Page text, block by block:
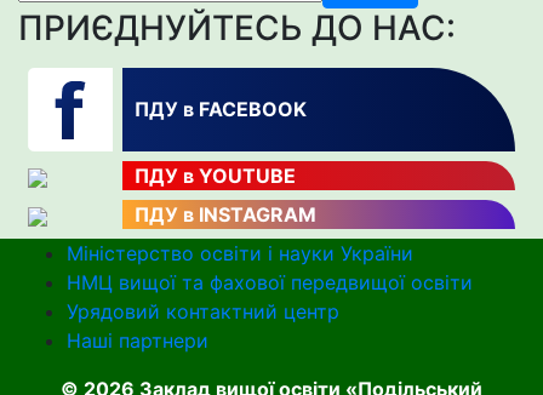
ПРИЄДНУЙТЕСЬ ДО НАС:
ПДУ в FACEBOOK
ПДУ в YOUTUBE
ПДУ в INSTAGRAM
Міністерство освіти і науки України
НМЦ вищої та фахової передвищої освіти
Урядовий контактний центр
Наші партнери
© 2026 Заклад вищої освіти «Подільський